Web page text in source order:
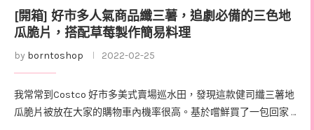
[開箱] 好市多人氣商品纖三薯，追劇必備的三色地
瓜脆片，搭配草莓製作簡易料理
by borntoshop 2022-02-25
我常常到Costco 好市多美式賣場巡水田，發現這款健司纖三薯地
瓜脆片被放在大家的購物車內機率很高。基於嚐鮮買了一包回家 …